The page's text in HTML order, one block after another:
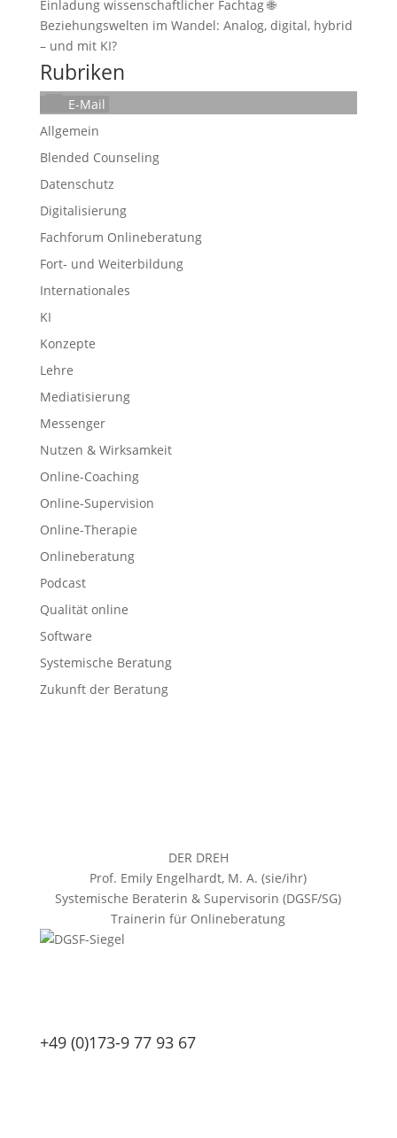
Einladung wissenschaftlicher Fachtag 🌐
Beziehungswelten im Wandel: Analog, digital, hybrid
– und mit KI?
Rubriken
E-Mail
Allgemein
Blended Counseling
Datenschutz
Digitalisierung
Fachforum Onlineberatung
Fort- und Weiterbildung
Internationales
KI
Konzepte
Lehre
Mediatisierung
Messenger
Nutzen & Wirksamkeit
Online-Coaching
Online-Supervision
Online-Therapie
Onlineberatung
Podcast
Qualität online
Software
Systemische Beratung
Zukunft der Beratung
DER DREH
Prof. Emily Engelhardt, M. A. (sie/ihr)
Systemische Beraterin & Supervisorin (DGSF/SG)
Trainerin für Onlineberatung
+49 (0)173-9 77 93 67